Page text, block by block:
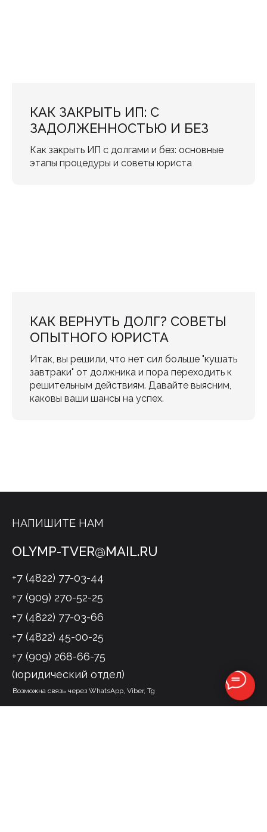
КАК ЗАКРЫТЬ ИП: С
ЗАДОЛЖЕННОСТЬЮ И БЕЗ
Как закрыть ИП с долгами и без: основные
этапы процедуры и советы юриста
КАК ВЕРНУТЬ ДОЛГ? СОВЕТЫ
ОПЫТНОГО ЮРИСТА
Итак, вы решили, что нет сил больше "кушать
завтраки" от должника и пора переходить к
решительным действиям. Давайте выясним,
каковы ваши шансы на успех.
НАПИШИТЕ НАМ
+7 (909) 270-52-25
+7 (4822) 77-03-44
+7 (4822) 45-00-25
+7 (4822) 77-03-66
OLYMP-TVER@MAIL.RU
+7 (909) 268-66-75
(юридический отдел)
Возможна связь через WhatsApp, Viber, Tg